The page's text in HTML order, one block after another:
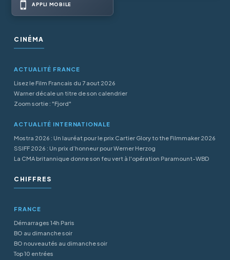
APPLI MOBILE
CINÉMA
ACTUALITÉ FRANCE
Lisez le Film Francais du 7 aout 2026
Warner décale un titre de son calendrier
Zoom sortie : "Fjord"
ACTUALITÉ INTERNATIONALE
Mostra 2026 : Un lauréat pour le prix Cartier Glory to the Filmmaker 2026
SSIFF 2026 : Un prix d’honneur pour Werner Herzog
La CMA britannique donne son feu vert à l'opération Paramount-WBD
CHIFFRES
FRANCE
Démarrages 14h Paris
BO au dimanche soir
BO nouveautés au dimanche soir
Top 10 entrées